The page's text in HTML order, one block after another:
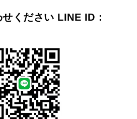
ください LINE ID：